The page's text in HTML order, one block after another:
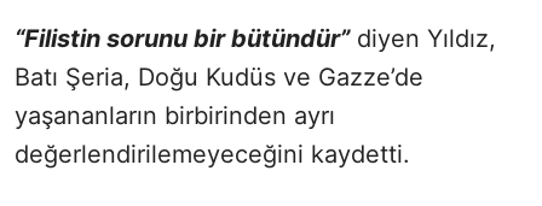
“Filistin sorunu bir bütündür”diyen Yıldız,
Batı Şeria, Doğu Kudüs ve Gazze’de
yaşananların birbirinden ayrı
değerlendirilemeyeceğini kaydetti.